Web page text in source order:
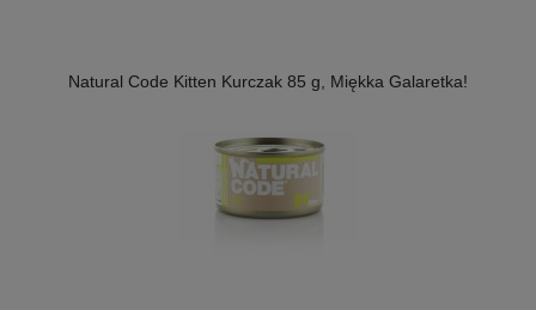
Natural Code Kitten Kurczak 85 g, Miękka Galaretka!